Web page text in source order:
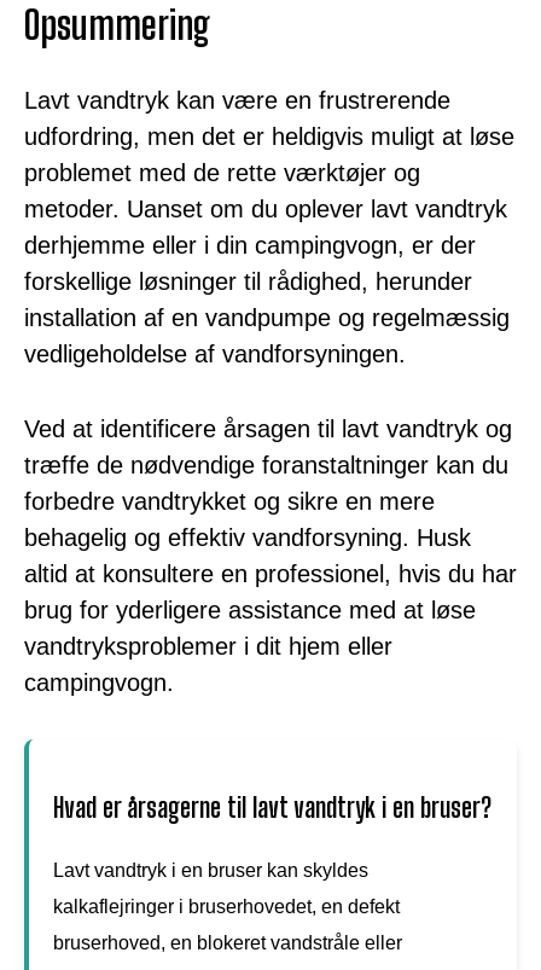
Opsummering
Lavt vandtryk kan være en frustrerende
udfordring, men det er heldigvis muligt at løse
problemet med de rette værktøjer og
metoder. Uanset om du oplever lavt vandtryk
derhjemme eller i din campingvogn, er der
forskellige løsninger til rådighed, herunder
installation af en vandpumpe og regelmæssig
vedligeholdelse af vandforsyningen.
Ved at identificere årsagen til lavt vandtryk og
træffe de nødvendige foranstaltninger kan du
forbedre vandtrykket og sikre en mere
behagelig og effektiv vandforsyning. Husk
altid at konsultere en professionel, hvis du har
brug for yderligere assistance med at løse
vandtryksproblemer i dit hjem eller
campingvogn.
Hvad er årsagerne til lavt vandtryk i en bruser?
Lavt vandtryk i en bruser kan skyldes
kalkaflejringer i bruserhovedet, en defekt
bruserhoved, en blokeret vandstråle eller